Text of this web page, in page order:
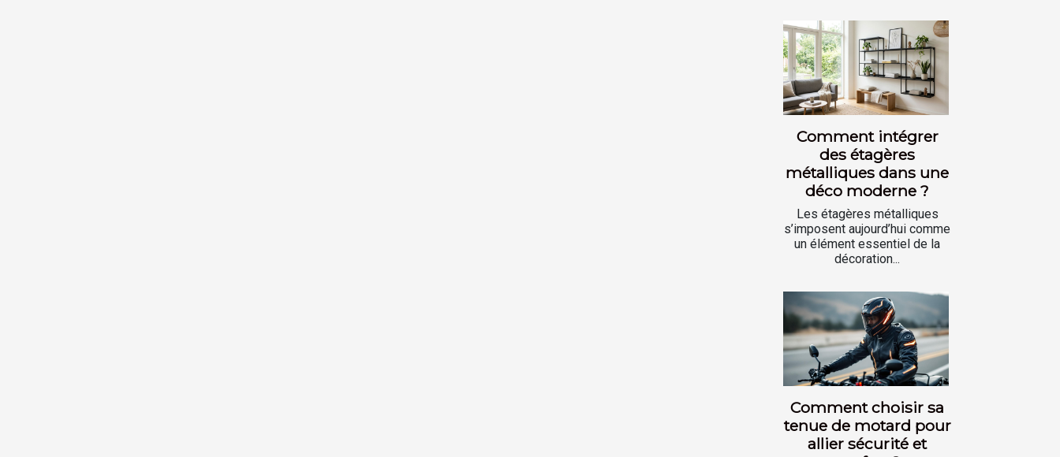
Comment intégrer
des étagères
métalliques dans une
déco moderne ?
Les étagères métalliques
s’imposent aujourd’hui comme
un élément essentiel de la
décoration...
Comment choisir sa
tenue de motard pour
allier sécurité et